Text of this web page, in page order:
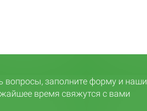
вопросы, заполните форму и наши
время свяжутся с вами